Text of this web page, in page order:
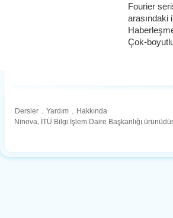
Fourier
arasındaki
Çok-
Dersler . Yardım . Hakkında
Ninova, İTÜ Bilgi İşlem Daire Başkanlığı